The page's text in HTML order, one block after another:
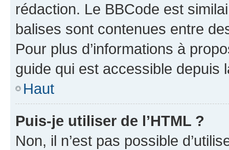
rédaction. Le BBCode est
balises sont contenues entre
Pour plus d’informations à
guide qui est accessible depuis
Haut
Puis-je utiliser de l’HTML ?
Non, il n’est pas possible